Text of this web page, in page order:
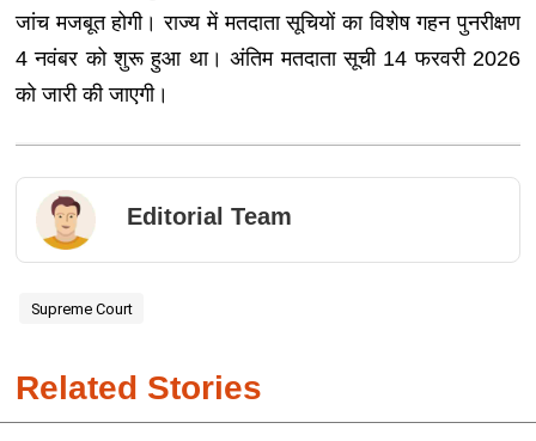
जांच मजबूत होगी। राज्य में मतदाता सूचियों का विशेष गहन पुनरीक्षण
4 नवंबर को शुरू हुआ था। अंतिम मतदाता सूची 14 फरवरी 2026
को जारी की जाएगी।
Editorial Team
Supreme Court
Related Stories